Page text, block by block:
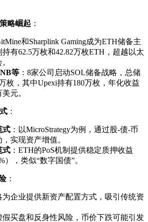
略崛起 ：
和Sharplink Gaming成为ETH储备主
持有62.5万枚和42.82万枚ETH，超越以太
等 ：8家公司启动SOL储备战略，总储
枚，其中Upexi持有180万枚，年化收益
元。
：
式 ：以MicroStrategy为例，通过股-债-币
实现资产增值。
式 ：ETH的PoS机制提供稳定质押收益
），类似“数字国债”。
：
为企业提供新资产配置方式，吸引传统资
假买盘和反身性风险，币价下跌可能引发